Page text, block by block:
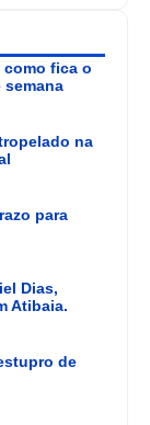
como fica o
semana
na
para
Dias,
Atibaia.
de